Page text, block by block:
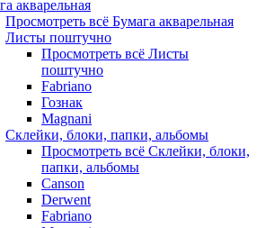
акварельная
Просмотреть всё Бумага акварельная
Листы поштучно
Просмотреть всё Листы
поштучно
Fabriano
Гознак
Magnani
Склейки, блоки, папки, альбомы
Просмотреть всё Склейки, блоки,
папки, альбомы
Canson
Derwent
Fabriano